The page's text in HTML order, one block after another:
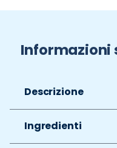
Informazioni
Descrizione
Ingredienti